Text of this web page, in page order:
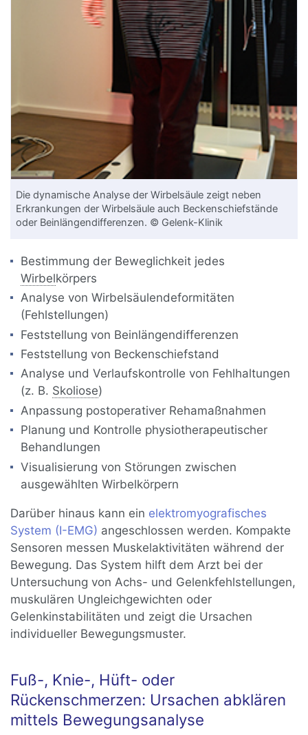
Die dynamische Analyse der Wirbelsäule zeigt neben
Erkrankungen der Wirbelsäule auch Beckenschiefstände
oder Beinlängendifferenzen. © Gelenk-Klinik
Bestimmung der Beweglichkeit jedes
Wirbelkörpers
Analyse von Wirbelsäulendeformitäten
(Fehlstellungen)
Feststellung von Beinlängendifferenzen
Feststellung von Beckenschiefstand
Analyse und Verlaufskontrolle von Fehlhaltungen
(z. B. Skoliose)
Anpassung postoperativer Rehamaßnahmen
Planung und Kontrolle physiotherapeutischer
Behandlungen
Visualisierung von Störungen zwischen
ausgewählten Wirbelkörpern
Darüber hinaus kann ein elektromyografisches
System (I-EMG) angeschlossen werden. Kompakte
Sensoren messen Muskelaktivitäten während der
Bewegung. Das System hilft dem Arzt bei der
Untersuchung von Achs- und Gelenkfehlstellungen,
muskulären Ungleichgewichten oder
Gelenkinstabilitäten und zeigt die Ursachen
individueller Bewegungsmuster.
Fuß-, Knie-, Hüft- oder
Rückenschmerzen: Ursachen abklären
mittels Bewegungsanalyse